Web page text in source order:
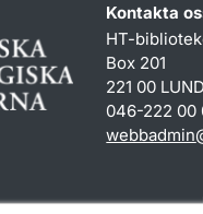
Kontakta
HT-
Box 201
221 00 LUND
046-222 00
webbadmin